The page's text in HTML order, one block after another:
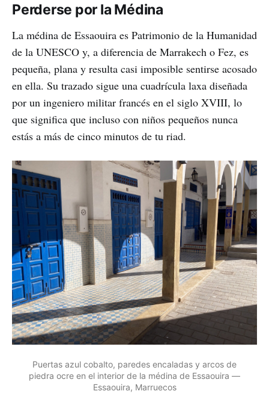
Perderse por la Médina
La médina de Essaouira es Patrimonio de la Humanidad
de la UNESCO y, a diferencia de Marrakech o Fez, es
pequeña, plana y resulta casi imposible sentirse acosado
en ella. Su trazado sigue una cuadrícula laxa diseñada
por un ingeniero militar francés en el siglo XVIII, lo
que significa que incluso con niños pequeños nunca
estás a más de cinco minutos de tu riad.
Puertas azul cobalto, paredes encaladas y arcos de
piedra ocre en el interior de la médina de Essaouira —
Essaouira, Marruecos